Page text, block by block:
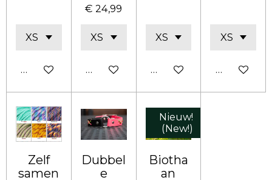
In winkelwagen
€ 24,99
Bekijk detailsBekijk detailsBekijk
Zelf
samen
Dubbel
e
Nieuw!
(New!)
Biotha
an